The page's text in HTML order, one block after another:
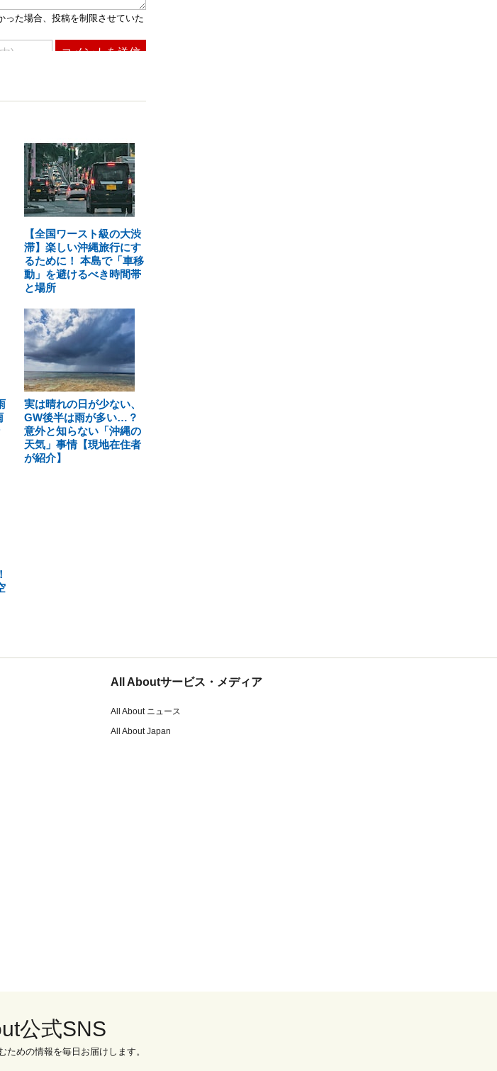
【全国ワースト級の大渋
滞】楽しい沖縄旅行にす
るために！ 本島で「車移
動」を避けるべき時間帯
と場所
実は晴れの日が少ない、
GW後半は雨が多い…？
意外と知らない「沖縄の
天気」事情【現地在住者
が紹介】
All Aboutサービス・メディア
All About ニュース
All About Japan
公式SNS
ための情報を毎日お届けします。